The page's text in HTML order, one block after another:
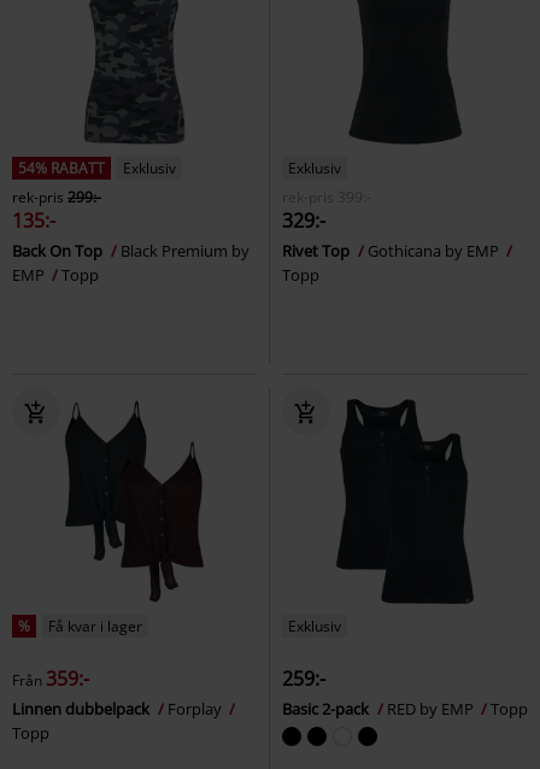
54% RABATT
Exklusiv
rek-pris 299:-
135:-
Back On Top
Black Premium by
EMP
Topp
Exklusiv
rek-pris
399:-
329:-
Rivet Top
Gothicana by EMP
Topp
% Få kvar i lager
Från 359:-
Linnen dubbelpack
Forplay
Topp
Exklusiv
259:-
Basic 2-pack RED by EMP Topp